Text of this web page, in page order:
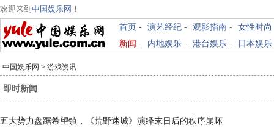
欢迎来到 中国娱乐网 ！
首页 - 演艺经纪 - 观影指南 - 女性时尚
新闻 - 内地娱乐 - 港台娱乐 - 日本娱乐
中国娱乐网 > 游戏资讯
即时新闻
五大势力盘踞希望镇，《荒野迷城》演绎末日后的秩序崩坏